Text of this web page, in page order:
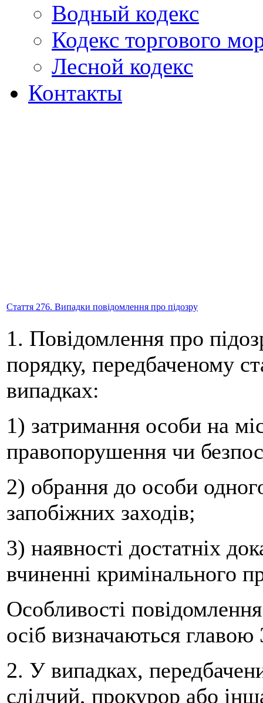
Водный кодекс
Кодекс торгового
Лесной кодекс
Контакты
Стаття 276. Випадки повідомлення про підозру
1. Повідомлення про
порядку, передбаченому
випадках:
1) затримання особи на
правопорушення чи
2) обрання до особи
запобіжних заходів;
3) наявності достатніх
вчиненні кримінального
Особливості
осіб визначаються главою
2. У випадках,
слідчий, прокурор або